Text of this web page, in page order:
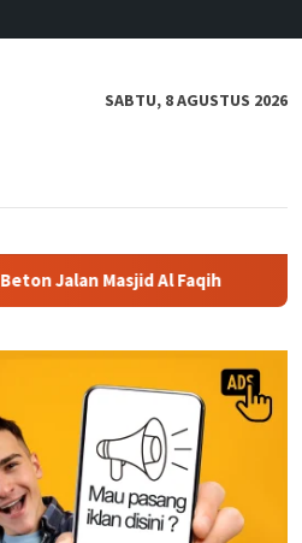
SABTU, 8 AGUSTUS 2026
Al Faqih Polres Boyolali